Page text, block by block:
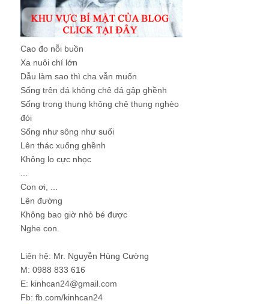
Cao đo nỗi buồn
Xa nuôi chí lớn
Dẫu làm sao thì cha vẫn muốn
Sống trên đá không chê đá gập ghềnh
Sống trong thung không chê thung nghèo
đói
Sống như sông như suối
Lên thác xuống ghềnh
Không lo cực nhọc
Con ơi, ...
Lên đường
Không bao giờ nhỏ bé được
Nghe con.
Liên hệ: Mr. Nguyễn Hùng Cường
M: 0988 833 616
E: kinhcan24@gmail.com
Fb: fb.com/kinhcan24